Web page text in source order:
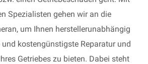
Spezialisten gehen wir an die
um Ihnen herstellerunabhängig
kostengünstigste Reparatur und
Getriebes zu bieten. Dabei steht